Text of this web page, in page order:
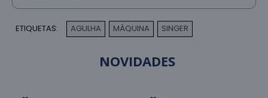
ETIQUETAS: AGULHA MÁQUINA SINGER
NOVIDADES